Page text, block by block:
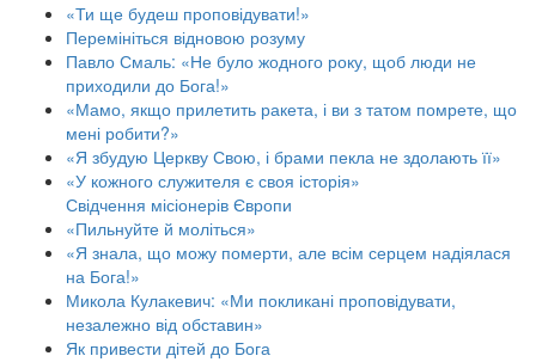
«Ти ще будеш проповідувати!»
Перемініться відновою розуму
Павло Смаль: «Не було жодного року, щоб люди не
приходили до Бога!»
«Мамо, якщо прилетить ракета, і ви з татом помрете, що
мені робити?»
«Я збудую Церкву Свою, і брами пекла не здолають її»
«У кожного служителя є своя історія»
Свідчення місіонерів Європи
«Пильнуйте й моліться»
«Я знала, що можу померти, але всім серцем надіялася
на Бога!»
Микола Кулакевич: «Ми покликані проповідувати,
незалежно від обставин»
Як привести дітей до Бога